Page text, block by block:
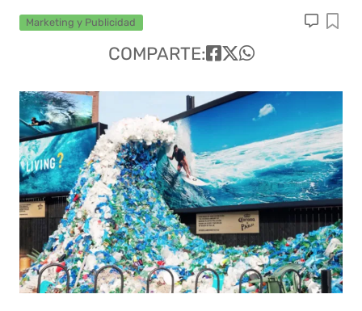
Marketing y Publicidad
COMPARTE: